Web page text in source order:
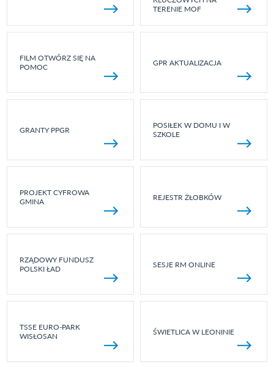
TERENIE MOF
FILM OTWÓRZ SIĘ NA
POMOC
GPR AKTUALIZACJA
GRANTY PPGR
POSIŁEK W DOMU I W
SZKOLE
PROJEKT CYFROWA
GMINA
REJESTR ŻŁOBKÓW
RZĄDOWY FUNDUSZ
POLSKI ŁAD
SESJE RM ONLINE
TSSE EURO-PARK
WISŁOSAN
ŚWIETLICA W LEONINIE